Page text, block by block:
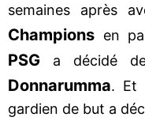
semaines après
Champions en
PSG a décidé
Donnarumma. Et
gardien de but a